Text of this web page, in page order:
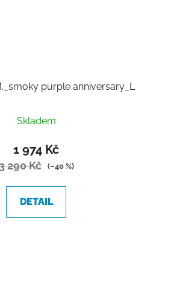
purple anniversary_L
Skladem
1 974 Kč
290 Kč (–40 %)
DETAIL